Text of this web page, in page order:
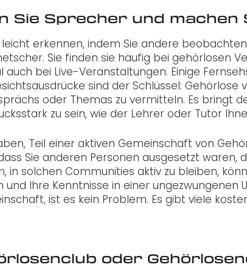
Sie Sprecher und machen
erkennen, indem Sie andere
Sie finden sie häufig bei gehörlosen
auch bei Live-Veranstaltungen. Einige
sind der Schlüssel: Gehörlose
oder Themas zu vermitteln. Es bringt
zu sein, wie der Lehrer oder Tutor
Teil einer aktiven Gemeinschaft von
Sie anderen Personen ausgesetzt waren,
in solchen Communities aktiv zu bleiben,
Ihre Kenntnisse in einer ungezwungenen
ist es kein Problem. Es gibt viele
oder